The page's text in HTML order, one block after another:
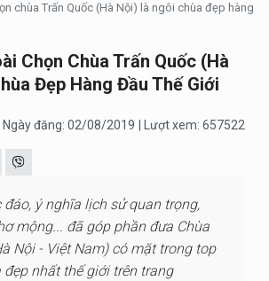
chùa Trấn Quốc (Hà Nội) là ngôi chùa đẹp hàng
Chọn Chùa Trấn Quốc (Hà
Đẹp Hàng Đầu Thế Giới
| Ngày đăng: 02/08/2019 | Lượt xem: 657522
đáo, ý nghĩa lịch sử quan trọng,
mộng... đã góp phần đưa Chùa
Nội - Việt Nam) có mặt trong top
đẹp nhất thế giới trên trang